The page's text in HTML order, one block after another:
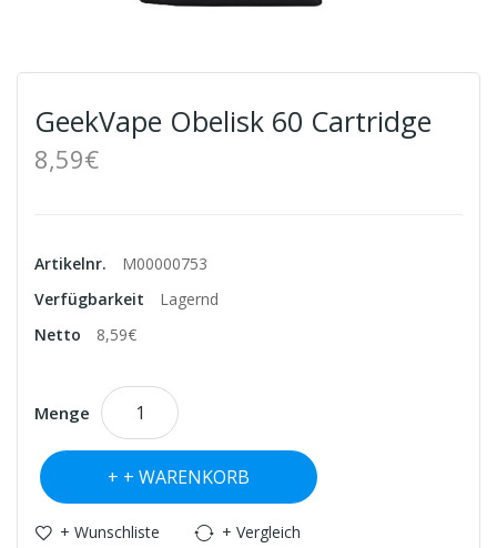
GeekVape Obelisk 60 Cartridge
8,59€
Artikelnr.
M00000753
Verfügbarkeit
Lagernd
Netto
8,59€
Menge
+ WARENKORB
+ Wunschliste + Vergleich